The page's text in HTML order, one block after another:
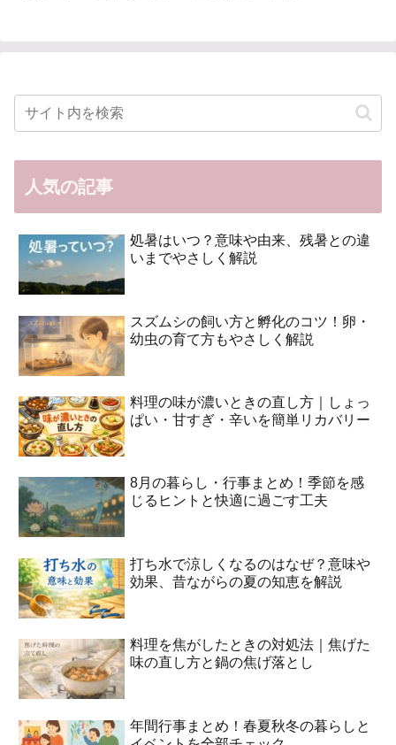
人気の記事
処暑はいつ？意味や由来、残暑との違
いまでやさしく解説
スズムシの飼い方と孵化のコツ！卵・
幼虫の育て方もやさしく解説
料理の味が濃いときの直し方｜しょっ
ぱい・甘すぎ・辛いを簡単リカバリー
8月の暮らし・行事まとめ！季節を感
じるヒントと快適に過ごす工夫
打ち水で涼しくなるのはなぜ？意味や
効果、昔ながらの夏の知恵を解説
料理を焦がしたときの対処法｜焦げた
味の直し方と鍋の焦げ落とし
年間行事まとめ！春夏秋冬の暮らしと